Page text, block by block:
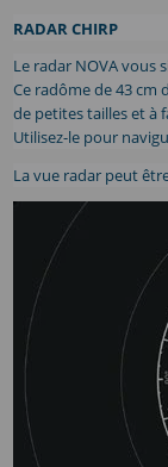
RADAR CHIRP
Le radar NOVA vous
Ce radôme de 43 cm
de petites tailles et à
Utilisez-le pour
La vue radar peut